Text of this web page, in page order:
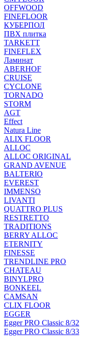
OFFWOOD
FINEFLOOR
КУБЕРПОЛ
ПВХ плитка
TARKETT
FINEFLEX
Ламинат
ABERHOF
CRUISE
CYCLONE
TORNADO
STORM
AGT
Effect
Natura Line
ALIX FLOOR
ALLOC
ALLOC ORIGINAL
GRAND AVENUE
BALTERIO
EVEREST
IMMENSO
LIVANTI
QUATTRO PLUS
RESTRETTO
TRADITIONS
BERRY ALLOC
ETERNITY
FINESSE
TRENDLINE PRO
CHATEAU
BINYLPRO
BONKEEL
CAMSAN
CLIX FLOOR
EGGER
Egger PRO Classic 8/32
Egger PRO Classic 8/33